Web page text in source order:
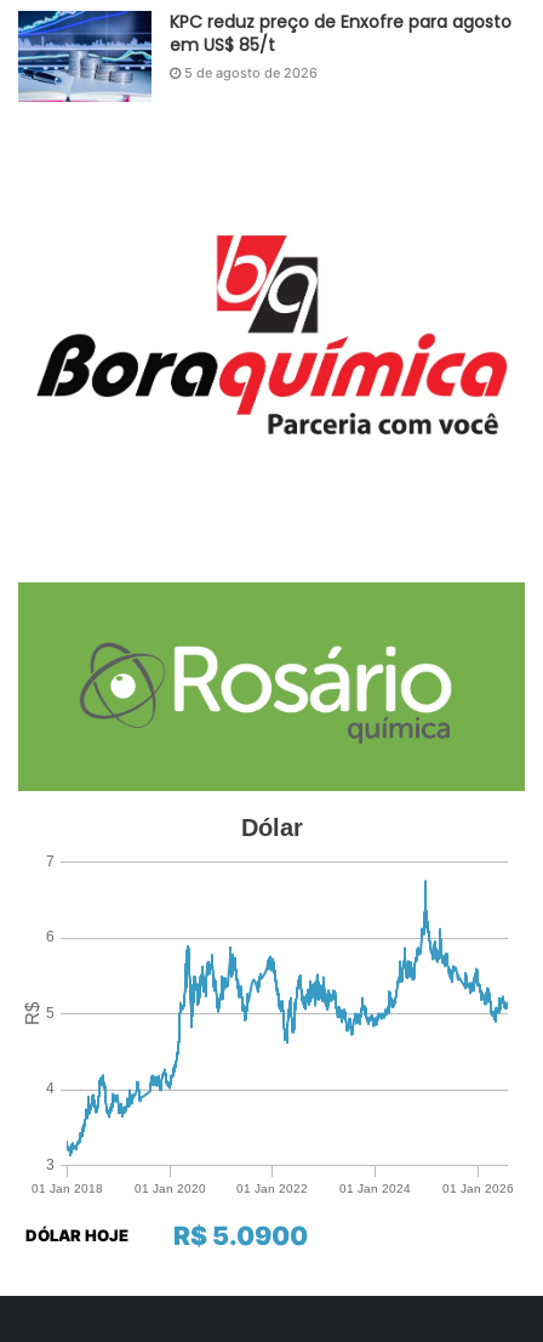
Polipropileno, Ácido Sulfúrico e Aço em diversas peças
desses veículos, como paralamas, para-choques, cintos de
segurança e componentes da carroceria.
polímeros
KPC reduz preço de Enxofre para agosto
em US$ 85/t
5 de agosto de 2026
R$ 5.0900
DÓLAR HOJE